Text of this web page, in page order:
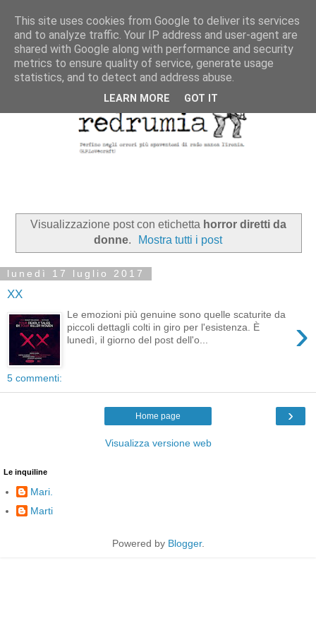
Visualizzazione post con etichetta horror diretti da
donne. Mostra tutti i post
lunedì 17 luglio 2017
XX
›
Le emozioni più genuine sono quelle scaturite da
piccoli dettagli colti in giro per l'esistenza. È
lunedì, il giorno del post dell'o...
5 commenti:
›
Home page
Visualizza versione web
Le inquiline
Mari.
Marti
Powered by Blogger.
This site uses cookies from Google to deliver its services
and to analyze traffic. Your IP address and user-agent are
shared with Google along with performance and security
metrics to ensure quality of service, generate usage
statistics, and to detect and address abuse.
LEARN MORE GOT IT